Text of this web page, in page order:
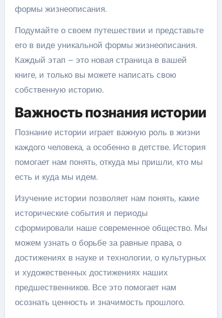
формы жизнеописания.
Подумайте о своем путешествии и представьте
его в виде уникальной формы жизнеописания.
Каждый этап – это новая страница в вашей
книге, и только вы можете написать свою
собственную историю.
Важность познания истории
Познание истории играет важную роль в жизни
каждого человека, а особенно в детстве. История
помогает нам понять, откуда мы пришли, кто мы
есть и куда мы идем.
Изучение истории позволяет нам понять, какие
исторические события и периоды
сформировали наше современное общество. Мы
можем узнать о борьбе за равные права, о
достижениях в науке и технологии, о культурных
и художественных достижениях наших
предшественников. Все это помогает нам
осознать ценность и значимость прошлого.